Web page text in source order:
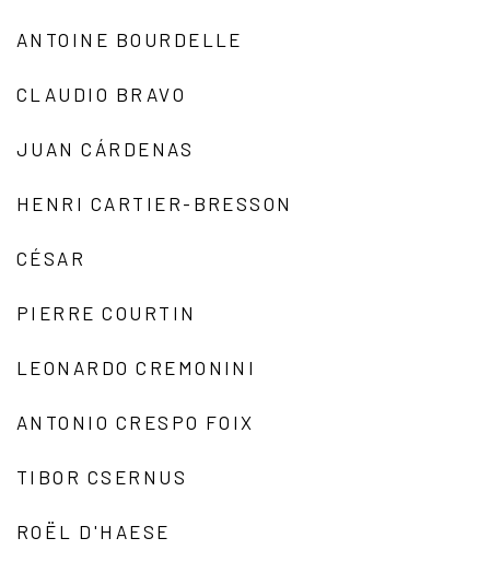
ANTOINE BOURDELLE
CLAUDIO BRAVO
JUAN CÁRDENAS
HENRI CARTIER-BRESSON
CÉSAR
PIERRE COURTIN
LEONARDO CREMONINI
ANTONIO CRESPO FOIX
TIBOR CSERNUS
ROËL D'HAESE